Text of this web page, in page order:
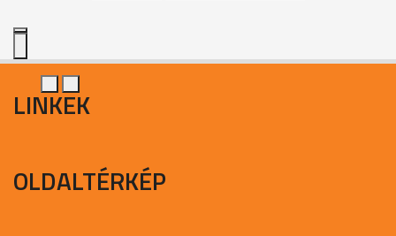
LINKEK
OLDALTÉRKÉP